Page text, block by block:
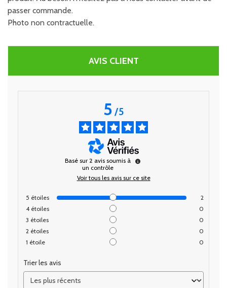
passer commande.
Photo non contractuelle.
AVIS CLIENT
5/5
Basé sur 2 avis soumis à
un contrôle
Voir tous les avis sur ce site
5 étoiles
2
4 étoiles
0
3 étoiles
0
2 étoiles
0
1 étoile 0
Trier les avis